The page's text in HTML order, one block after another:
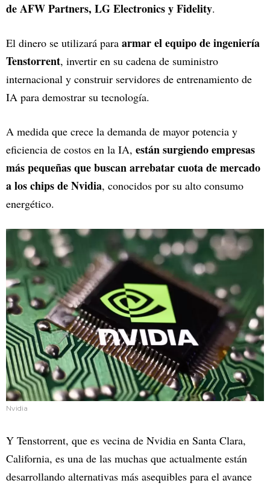
de AFW Partners, LG Electronics y Fidelity.
El dinero se utilizará para armar el equipo de ingeniería
Tenstorrent, invertir en su cadena de suministro
internacional y construir servidores de entrenamiento de
IA para demostrar su tecnología.
A medida que crece la demanda de mayor potencia y
eficiencia de costos en la IA, están surgiendo empresas
más pequeñas que buscan arrebatar cuota de mercado
a los chips de Nvidia, conocidos por su alto consumo
energético.
Nvidia
Y Tenstorrent, que es vecina de Nvidia en Santa Clara,
California, es una de las muchas que actualmente están
desarrollando alternativas más asequibles para el avance